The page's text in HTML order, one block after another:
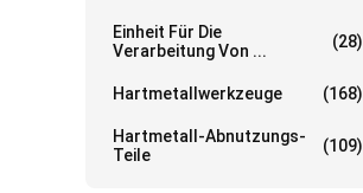
Einheit Für Die
Verarbeitung Von ...
(28)
Hartmetallwerkzeuge (168)
Hartmetall-Abnutzungs-
Teile
(109)